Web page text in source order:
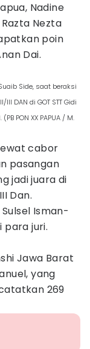
Nadine
Nezta
poin
Dai.
Side, saat beraksi
DAN di GOT STT Gidi
PON XX PAPUA / M.
cabor
pasangan
jadi juara di
Dan.
Isman-
para juri.
Jawa Barat
yang
269